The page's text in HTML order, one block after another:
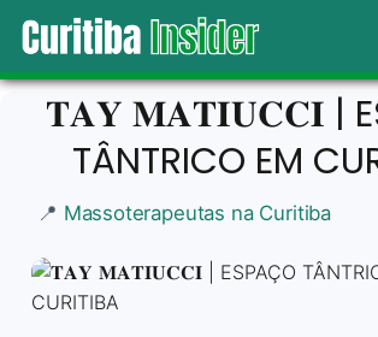
𝐓𝐀𝐘 𝐌𝐀𝐓𝐈𝐔𝐂𝐂𝐈 |
TÂNTRICO EM
📍 Massoterapeutas na Curitiba